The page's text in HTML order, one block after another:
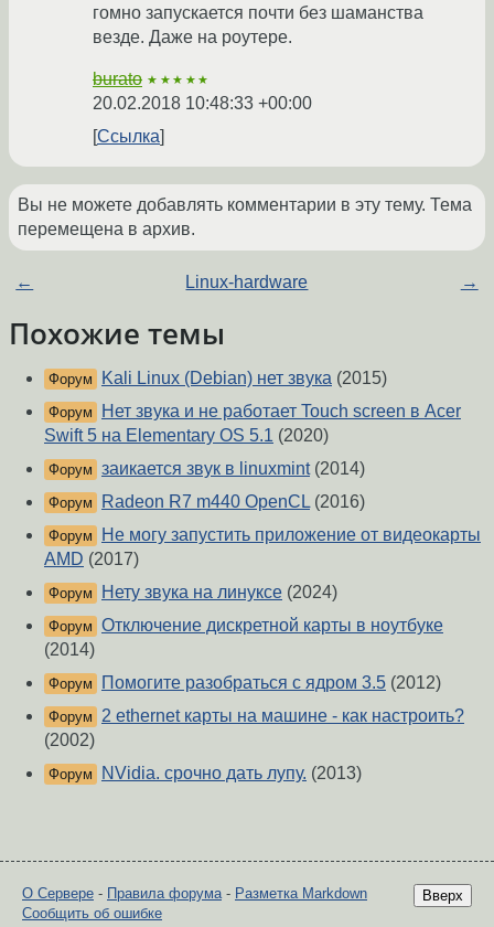
гомно запускается почти без шаманства
везде. Даже на роутере.
burato ★★★★★
20.02.2018 10:48:33 +00:00
Ссылка
Вы не можете добавлять комментарии в эту тему. Тема
перемещена в архив.
← Linux-hardware →
Похожие темы
Форум Kali Linux (Debian) нет звука (2015)
Форум
Нет звука и не работает Touch screen в Acer
Swift 5 на Elementary OS 5.1 (2020)
Форум заикается звук в linuxmint(2014)
Форум Radeon R7 m440 OpenCL (2016)
Форум
Не могу запустить приложение от видеокарты
AMD (2017)
Форум Нету звука на линуксе (2024)
Форум Отключение дискретной карты в ноутбуке
(2014)
Форум Помогите разобраться с ядром 3.5 (2012)
Форум
2 ethernet карты на машине - как настроить?
(2002)
Форум NVidia. срочно дать лупу. (2013)
Вверх
О Сервере - Правила форума- Разметка Markdown
Сообщить об ошибке